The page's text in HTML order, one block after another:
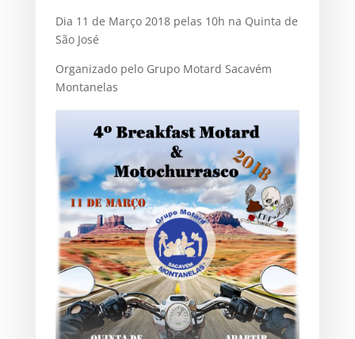
Dia 11 de Março 2018 pelas 10h na Quinta de
São José
Organizado pelo Grupo Motard Sacavém
Montanelas